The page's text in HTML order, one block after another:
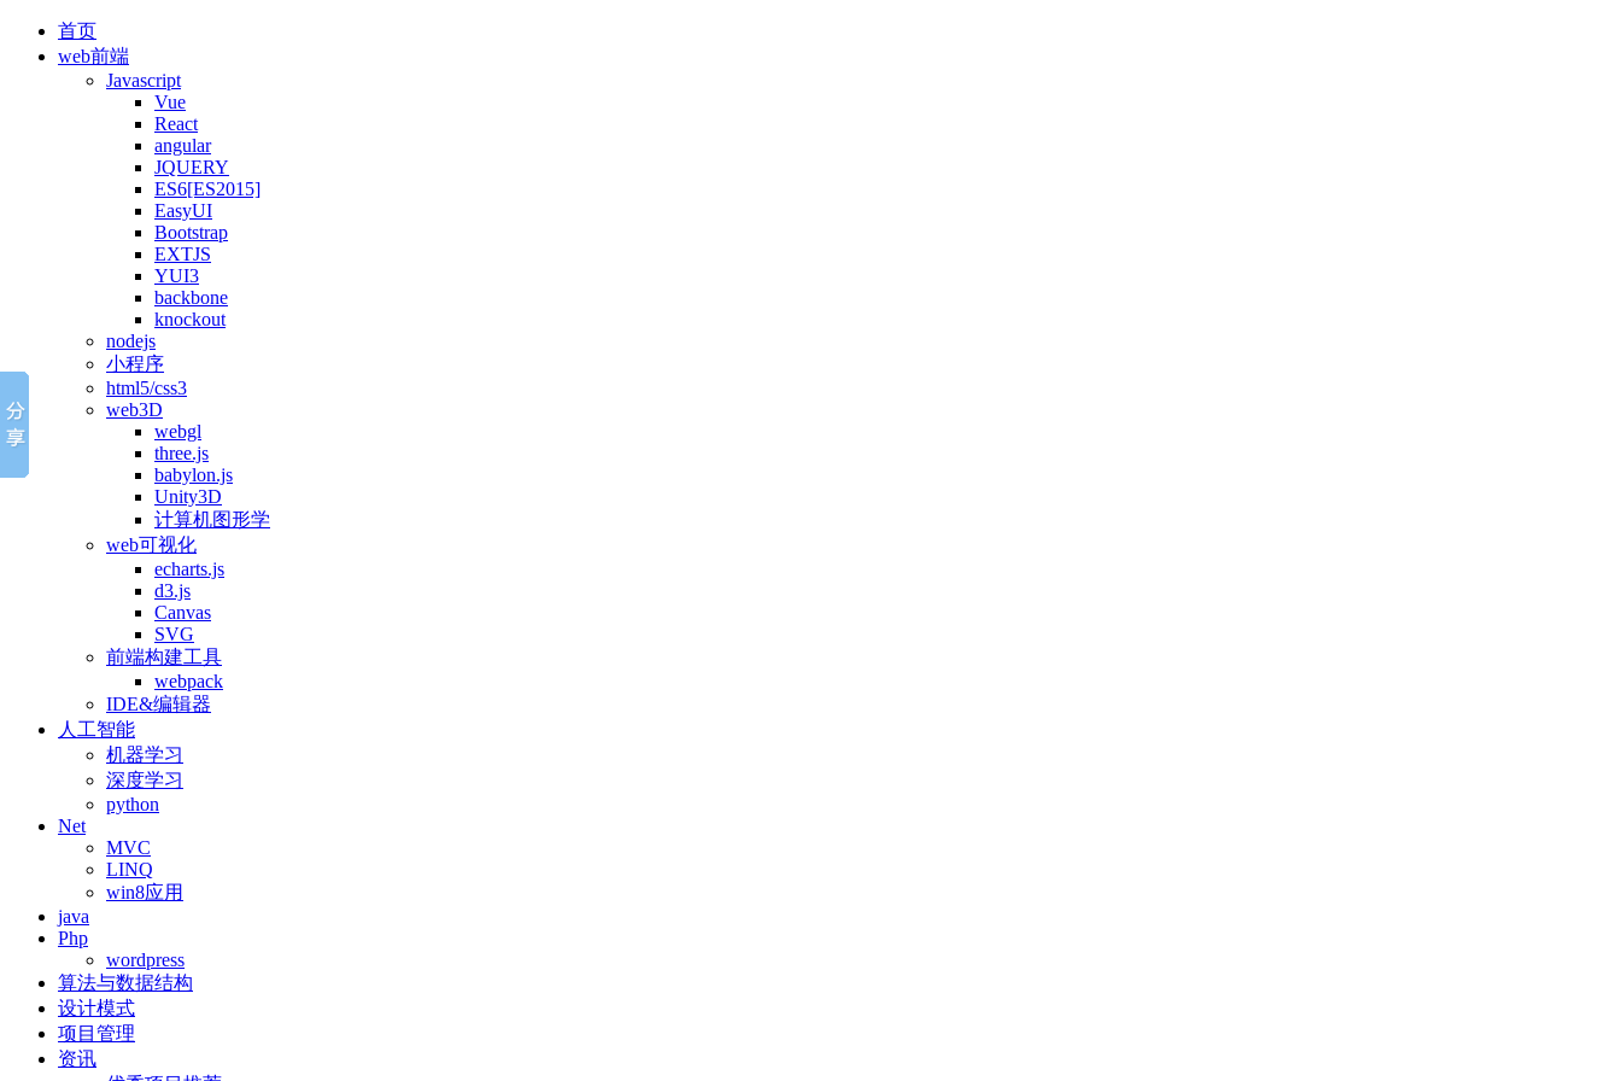
首页
web前端
Javascript
Vue
React
angular
JQUERY
ES6[ES2015]
EasyUI
Bootstrap
EXTJS
YUI3
backbone
knockout
nodejs
小程序
html5/css3
web3D
webgl
three.js
babylon.js
Unity3D
计算机图形学
web可视化
echarts.js
d3.js
Canvas
SVG
前端构建工具
webpack
IDE&编辑器
人工智能
机器学习
深度学习
python
Net
MVC
LINQ
win8应用
java
Php
wordpress
算法与数据结构
设计模式
项目管理
资讯